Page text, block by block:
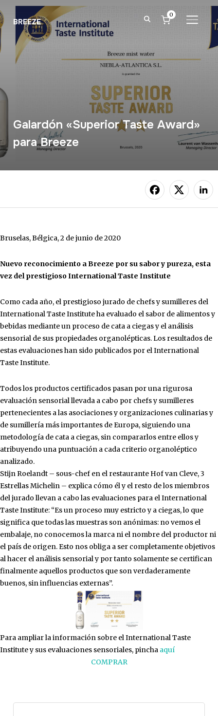
BREEZE
0
Galardón «Superior Taste Award»
para Breeze
Bruselas, Bélgica, 2 de junio de 2020
Nuevo reconocimiento a Breeze por su sabor y pureza, esta
vez del prestigioso International Taste Institute
Como cada año, el prestigioso jurado de chefs y sumilleres del
International Taste Institute ha evaluado el sabor de alimentos y
bebidas mediante un proceso de cata a ciegas y el análisis
sensorial de sus propiedades organolépticas. Los resultados de
estas evaluaciones han sido publicados por el International
Taste Institute.
Todos los productos certificados pasan por una rigurosa
evaluación sensorial llevada a cabo por chefs y sumilleres
pertenecientes a las asociaciones y organizaciones culinarias y
de sumillería más importantes de Europa, siguiendo una
metodología de cata a ciegas, sin compararlos entre ellos y
atribuyendo una puntuación a cada criterio organoléptico
analizado.
Stijn Roelandt – sous-chef en el restaurante Hof van Cleve, 3
Estrellas Michelin – explica cómo él y el resto de los miembros
del jurado llevan a cabo las evaluaciones para el International
Taste Institute: “Es un proceso muy estricto y a ciegas, lo que
significa que todas las muestras son anónimas: no vemos el
embalaje, no conocemos la marca ni el nombre del productor ni
el país de origen. Esto nos obliga a ser completamente objetivos
al hacer el análisis sensorial y por tanto solamente se certifican
finalmente aquellos productos que son verdaderamente
buenos, sin influencias externas”.
Para ampliar la información sobre el International Taste
Institute y sus evaluaciones sensoriales, pincha aquí
COMPRAR